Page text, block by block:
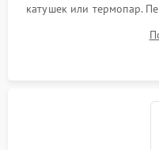
катушек или термопар.
дорожек. Очистка